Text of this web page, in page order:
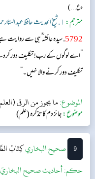
دع...)
مترجم: ١. شیخ الحدیث حافظ عبد الستار حماد (دار السلام)
5792 . سیدہ عائشہ‬ ؓ ہ‬ی سے
”اے لوگوں کے رب! تکلیف دور
تکلیف دور کرنے والا نہیں۔“
الموضوع:ما يجوز من الرقى
موضوع:جائز دم کا تذکرہ (علم)
9 ‌‌صحيح البخاريكِتَابُ
حکم:أحاديث صحيح